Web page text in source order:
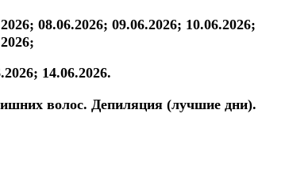
08.06.2026; 09.06.2026; 10.06.2026;
14.06.2026.
волос. Депиляция (лучшие дни).